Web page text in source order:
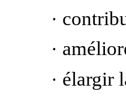
·
·
· élargir